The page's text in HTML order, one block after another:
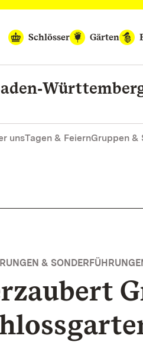
Schlösser
Gärten
unsTagen & FeiernGruppen &
&